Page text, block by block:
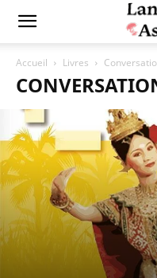
Accueil Livres